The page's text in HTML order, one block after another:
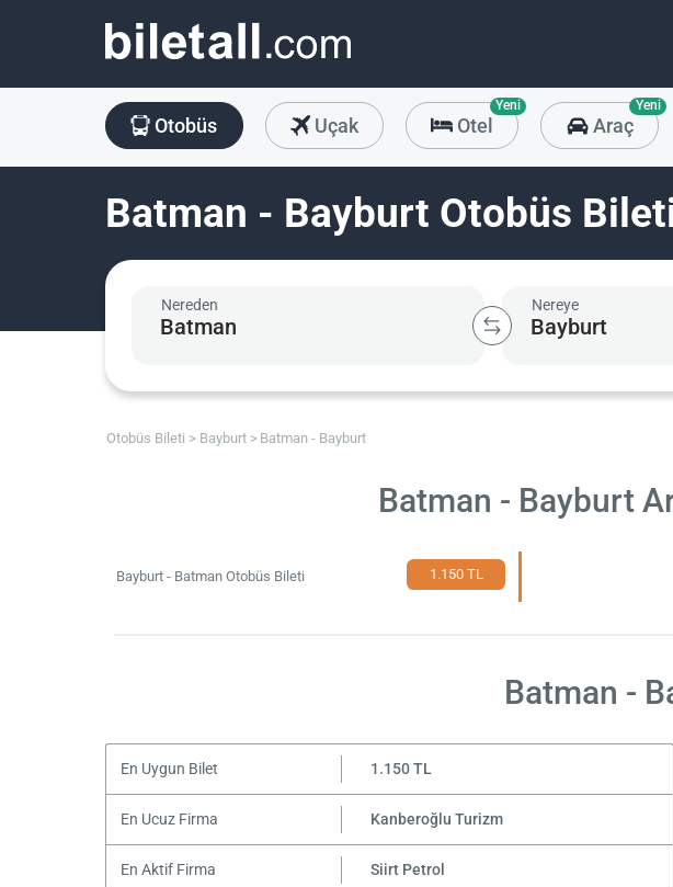
Otobüs Uçak Otel
Yeni
Araç
Yeni
Batman - Bayburt Otobüs
Nereden Nereye
Otobüs Bileti Bayburt Batman - Bayburt
Batman - Bayburt
Bayburt - Batman Otobüs Bileti 1.150 TL
Batman -
En Uygun Bilet 1.150 TL
En Ucuz Firma Kanberoğlu Turizm
En Aktif Firma Siirt Petrol